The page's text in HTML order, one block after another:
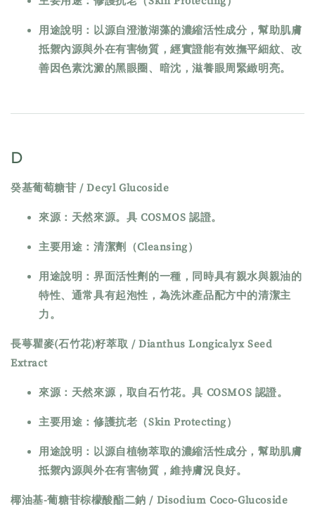
用途說明：以源自澄澈湖藻的濃縮活性成分，幫助肌膚
抵禦內源與外在有害物質，經實證能有效撫平細紋、改
善因色素沈澱的黑眼圈、暗沈，滋養眼周緊緻明亮。
D
癸基葡萄糖苷 / Decyl Glucoside
來源：天然來源。具 COSMOS 認證。
主要用途：清潔劑（Cleansing）
用途說明：界面活性劑的一種，同時具有親水與親油的
特性、通常具有起泡性，為洗沐產品配方中的清潔主
力。
長萼瞿麥(石竹花)籽萃取 / Dianthus Longicalyx Seed
Extract
來源：天然來源，取自石竹花。具 COSMOS 認證。
主要用途：修護抗老（Skin Protecting）
用途說明：以源自植物萃取的濃縮活性成分，幫助肌膚
抵禦內源與外在有害物質，維持膚況良好。
椰油基-葡糖苷棕檬酸酯二鈉 / Disodium Coco-Glucoside